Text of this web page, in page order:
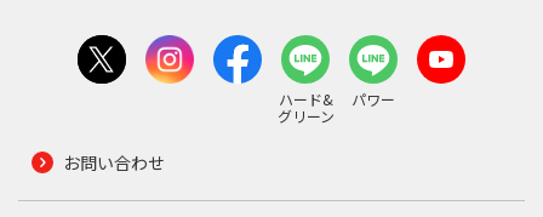
ハード&
グリーン
パワー
お問い合わせ